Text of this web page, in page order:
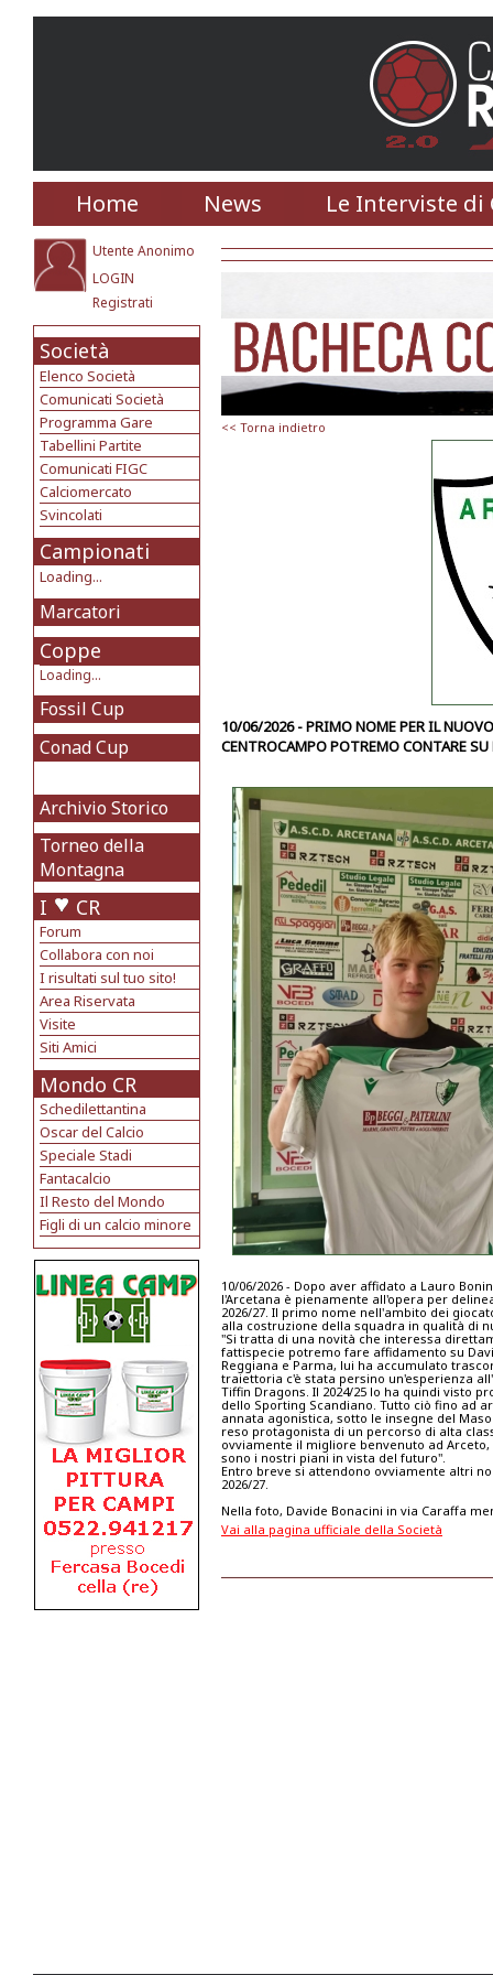
Home News Le Interviste di
Utente Anonimo
LOGIN
Registrati
Società
Elenco Società
Comunicati Società
Programma Gare
Tabellini Partite
Comunicati FIGC
Calciomercato
Svincolati
Campionati
Loading...
Marcatori
Coppe
Loading...
Fossil Cup
Conad Cup
Archivio Storico
Torneo della
Montagna
I CR
Forum
Collabora con noi
I risultati sul tuo sito!
Area Riservata
Visite
Siti Amici
Mondo CR
Schedilettantina
Oscar del Calcio
Speciale Stadi
Fantacalcio
Il Resto del Mondo
Figli di un calcio minore
<< Torna indietro
10/06/2026 - PRIMO NOME PER IL
CENTROCAMPO POTREMO CONTARE
10/06/2026 - Dopo aver affidato a Lauro
l'Arcetana è pienamente all'opera per
2026/27. Il primo nome nell'ambito dei
alla costruzione della squadra in qualità di
"Si tratta di una novità che interessa
fattispecie potremo fare affidamento su
Reggiana e Parma, lui ha accumulato
traiettoria c'è stata persino un'esperienza
Tiffin Dragons. Il 2024/25 lo ha quindi visto
dello Sporting Scandiano. Tutto ciò fino ad
annata agonistica, sotto le insegne del
reso protagonista di un percorso di alta
ovviamente il migliore benvenuto ad
sono i nostri piani in vista del futuro".
Entro breve si attendono ovviamente altri
2026/27.
Nella foto, Davide Bonacini in via Caraffa
Vai alla pagina ufficiale della Società